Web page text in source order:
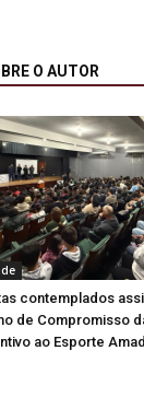
O AUTOR
contemplados
de Compromisso
ao Esporte